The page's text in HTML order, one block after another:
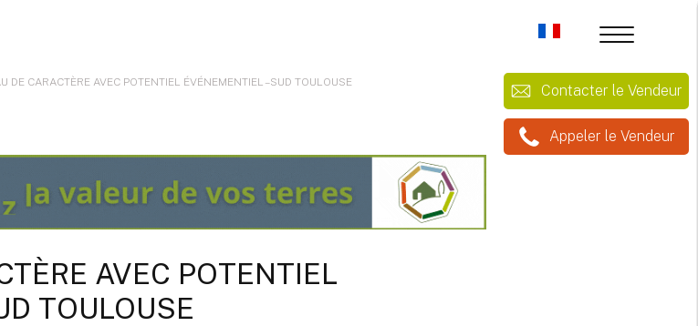
Contacter le Vendeur
Appeler le Vendeur
DE CARACTÈRE AVEC POTENTIEL ÉVÉNEMENTIEL – SUD TOULOUSE
AVEC POTENTIEL
TOULOUSE